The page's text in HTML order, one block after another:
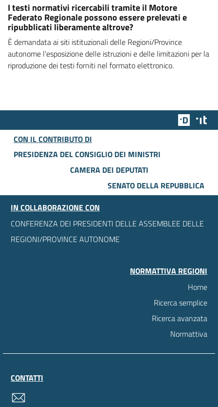
I testi normativi ricercabili tramite il Motore
Federato Regionale possono essere prelevati e
ripubblicati liberamente altrove?
È demandata ai siti istituzionali delle Regioni/Province
autonome l'esposizione delle istruzioni e delle limitazioni per la
riproduzione dei testi forniti nel formato elettronico.
Team
CON IL CONTRIBUTO DI
PRESIDENZA DEL CONSIGLIO DEI MINISTRI
CAMERA DEI DEPUTATI
SENATO DELLA REPUBBLICA
IN COLLABORAZIONE CON
CONFERENZA DEI PRESIDENTI DELLE ASSEMBLEE DELLE
REGIONI/PROVINCE AUTONOME
NORMATTIVA REGIONI
Home
Ricerca semplice
Ricerca avanzata
Normattiva
CONTATTI